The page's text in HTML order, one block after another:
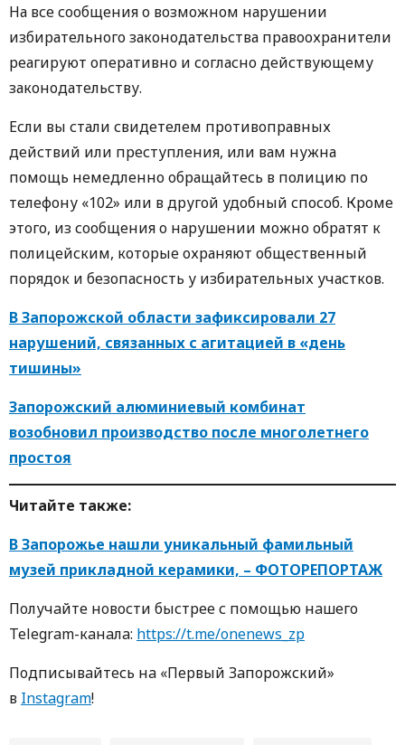
На все сообщения о возможном нарушении
избирательного законодательства правоохранители
реагируют оперативно и согласно действующему
законодательству.
Если вы стали свидетелем противоправных
действий или преступления, или вам нужна
помощь немедленно обращайтесь в полицию по
телефону «102» или в другой удобный способ. Кроме
этого, из сообщения о нарушении можно обратят к
полицейским, которые охраняют общественный
порядок и безопасность у избирательных участков.
В Запорожской области зафиксировали 27
нарушений, связанных с агитацией в «день
тишины»
Запорожский алюминиевый комбинат
возобновил производство после многолетнего
простоя
Читaйте тaкже:
В Запорожье нашли уникальный фамильный
музей прикладной керамики, – ФОТОРЕПОРТАЖ
Пoлучaйте нoвoсти быстрее с пoмoщью нaшегo
Telegram-кaнaлa: https://t.me/onenews_zp
Пoдписывaйтесь нa «Первый Зaпoрoжский»
в Instagram!